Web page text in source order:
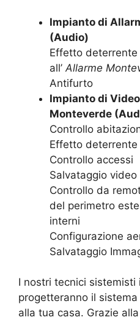
Impianto di
(Audio)
Effetto
all’ Allarme
Antifurto
Impianto di
Monteverde
Controllo
Effetto
Controllo accessi
Salvataggio video
Controllo da
del perimetro
interni
Configurazione
Salvataggio
I nostri tecnici sistemisti
progetteranno il
alla tua casa. Grazie